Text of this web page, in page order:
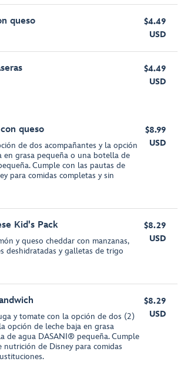
queso
$4.49
USD
$4.49
USD
queso
de dos acompañantes y la opción
en grasa pequeña o una botella de
Cumple con las pautas de
para comidas completas y sin
$8.99
USD
Kid's Pack
y queso cheddar con manzanas,
deshidratadas y galletas de trigo
$8.29
USD
y tomate con la opción de dos (2)
opción de leche baja en grasa
de agua DASANI® pequeña. Cumple
nutrición de Disney para comidas
$8.29
USD